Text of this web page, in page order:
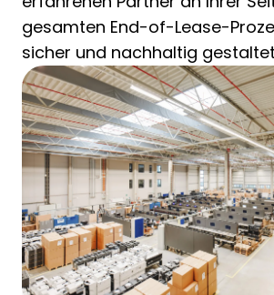
gesamten End-of-Lease-
sicher und nachhaltig